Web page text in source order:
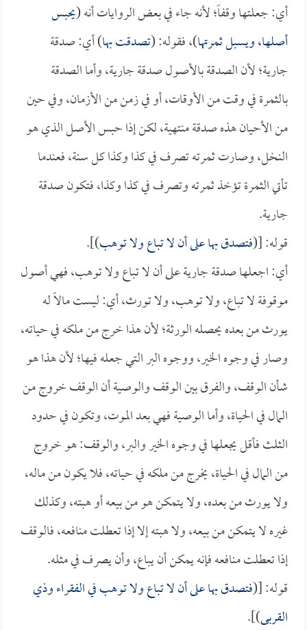
أي: جعلتها وقفاً؛ لأنه جاء في بعض الروايات أنه (يحبس
أصلها، ويسبل ثمرتها)، فقوله: (تصدقت بها) أي: صدقة
جارية؛ لأن الصدقة بالأصول صدقة جارية، وأما الصدقة
بالثمرة في وقت من الأوقات، أو في زمن من الأزمان، وفي حين
من الأحيان هذه صدقة منتهية، لكن إذا حبس الأصل الذي هو
النخل، وصارت ثمرته تصرف في كذا وكذا كل سنة، فعندما
تأتي الثمرة تؤخذ ثمرته وتصرف في كذا وكذا، فتكون صدقة
جارية.
قوله: [(فتصدق بها على أن لا تباع ولا توهب)].
أي: اجعلها صدقة جارية على أن لا تباع ولا توهب، فهي أصول
موقوفة لا تباع، ولا توهب، ولا تورث، أي: ليست مالاً له
يورث من بعده يحصله الورثة؛ لأن هذا خرج من ملكه في حياته،
وصار في وجوه الخير، ووجوه البر التي جعله فيها؛ لأن هذا هو
شأن الوقف، والفرق بين الوقف والوصية أن الوقف خروج من
المال في الحياة، وأما الوصية فهي بعد الموت، وتكون في حدود
الثلث فأقل يجعلها في وجوه الخير والبر، والوقف: هو خروج
من المال في الحياة، يخرج من ملكه في حياته، فلا يكون من ماله،
ولا يورث من بعده، ولا يتمكن هو من بيعه أو هبته، وكذلك
غيره لا يتمكن من بيعه، ولا هبته إلا إذا تعطلت منافعه، فالوقف
إذا تعطلت منافعه فإنه يمكن أن يباع، وأن يصرف في مثله.
قوله: [(فتصدق بها على أن لا تباع ولا توهب في الفقراء وذي
القربى)].